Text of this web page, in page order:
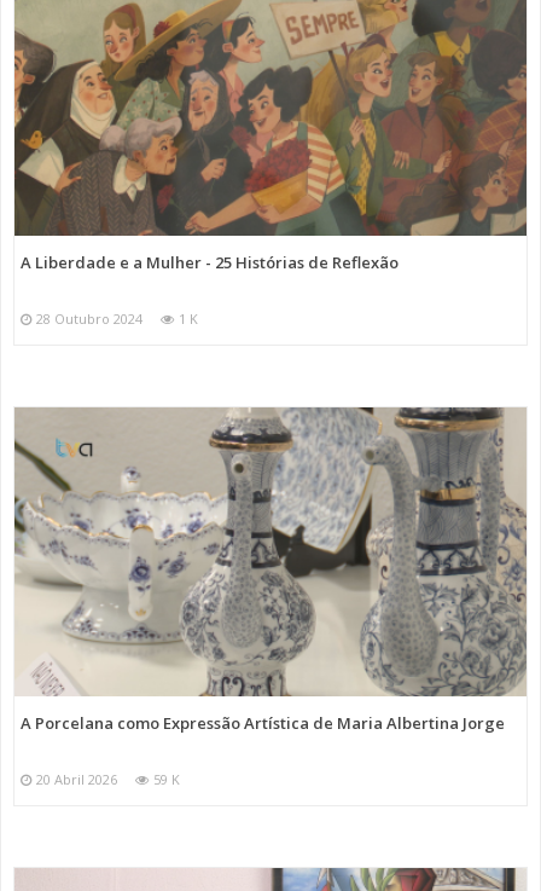
A Liberdade e a Mulher - 25 Histórias de Reflexão
28 Outubro 2024 1 K
A Porcelana como Expressão Artística de Maria Albertina Jorge
20 Abril 2026 59 K